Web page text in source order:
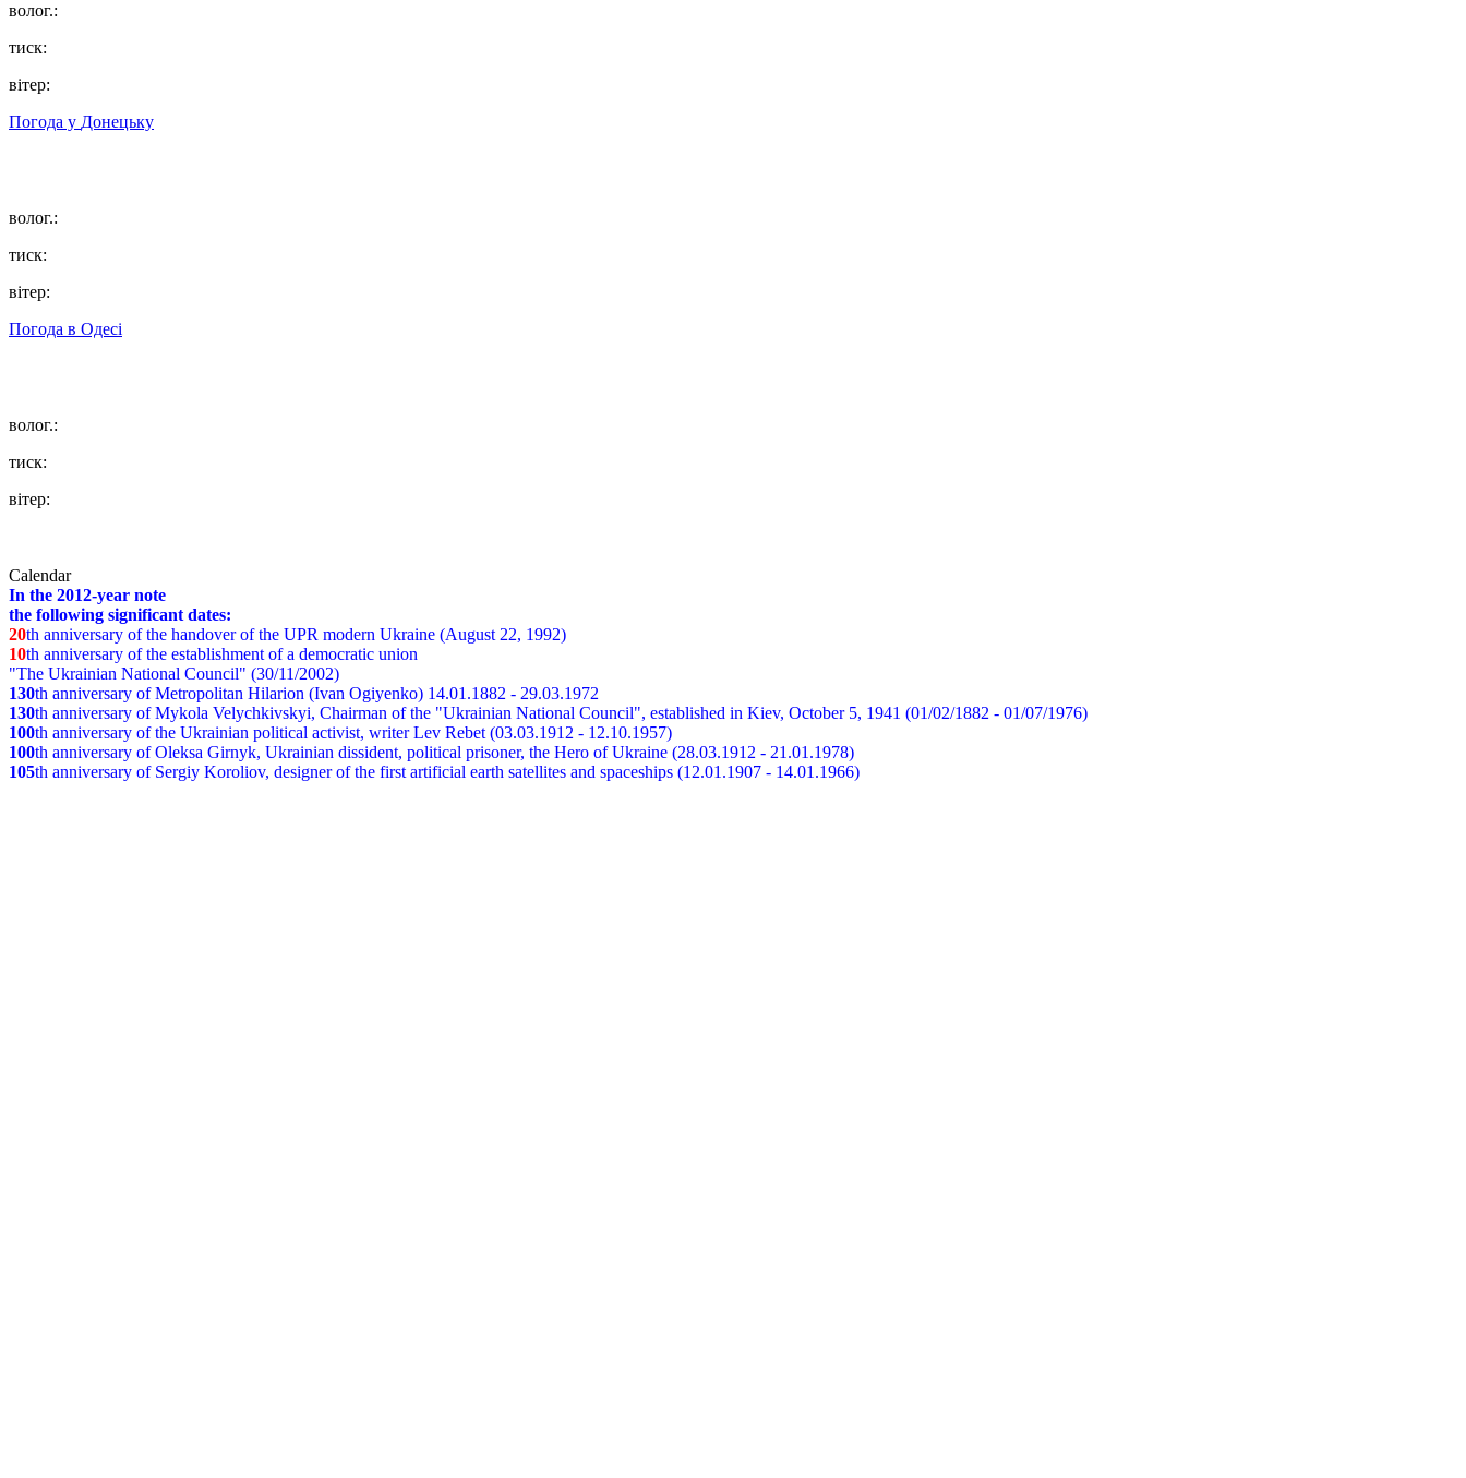
волог.:
тиск:
вітер:
Погода у Донецьку
волог.:
тиск:
вітер:
Погода в Одесі
волог.:
тиск:
вітер:
Calendar
In the 2012-year note
the following significant dates:
20th anniversary of the handover of the UPR modern Ukraine (August 22, 1992)
10th anniversary of the establishment of a democratic union
"The Ukrainian National Council" (30/11/2002)
130th anniversary of Metropolitan Hilarion (Ivan Ogiyenko) 14.01.1882 - 29.03.1972
130th anniversary of Mykola Velychkivskyi, Chairman of the "Ukrainian National Council", established in Kiev, October 5, 1941 (01/02/1882 - 01/07/1976)
100th anniversary of the Ukrainian political activist, writer Lev Rebet (03.03.1912 - 12.10.1957)
100th anniversary of Oleksa Girnyk, Ukrainian dissident, political prisoner, the Hero of Ukraine (28.03.1912 - 21.01.1978)
105th anniversary of Sergiy Koroliov, designer of the first artificial earth satellites and spaceships (12.01.1907 - 14.01.1966)